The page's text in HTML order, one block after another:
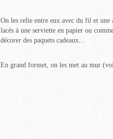
On les relie entre eux avec du fil et
lacés à une serviette en papier ou
décorer des paquets cadeaux...
En grand formet, on les met au mur